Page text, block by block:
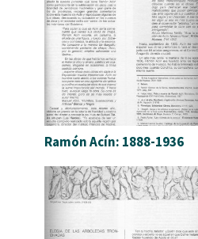
Ramón Acín: 1888-1936